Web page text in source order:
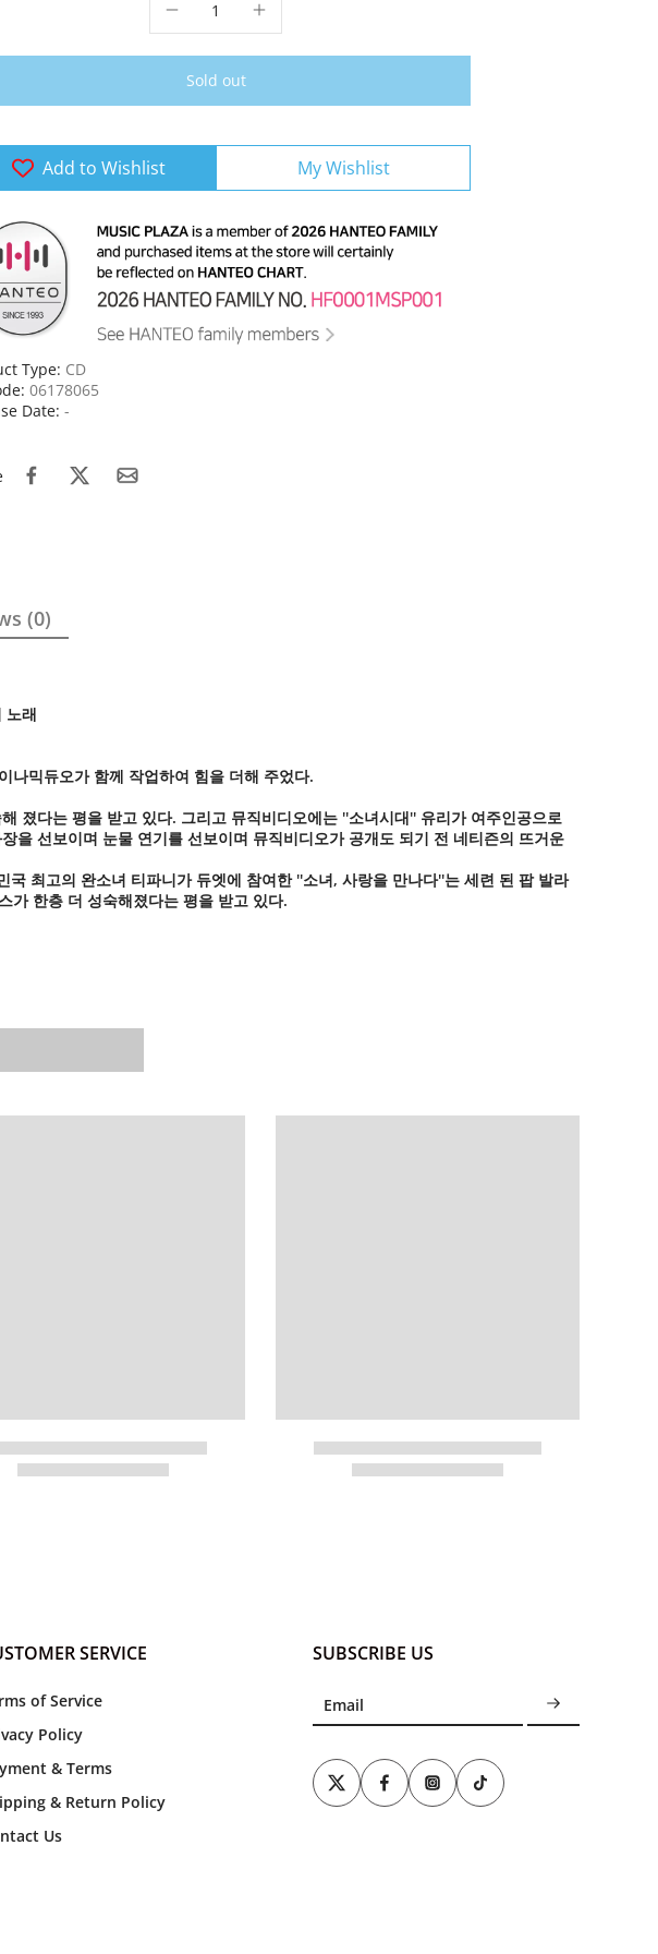
Sold out
Add to Wishlist My Wishlist
Type: CD
06178065
Date: -
Reviews (0)
노래
나믹듀오가 함께 작업하여 힘을 더해 주었다.
졌다는 평을 받고 있다. 그리고 뮤직비디오에는 ''소녀시대'' 유리가 여주인공으로
을 선보이며 눈물 연기를 선보이며 뮤직비디오가 공개도 되기 전 네티즌의 뜨거운
최고의 완소녀 티파니가 듀엣에 참여한 ''소녀, 사랑을 만나다''는 세련 된 팝 발라
가 한층 더 성숙해졌다는 평을 받고 있다.
SERVICE
of Service
Policy
& Terms
& Return Policy
Us
SUBSCRIBE US
Email